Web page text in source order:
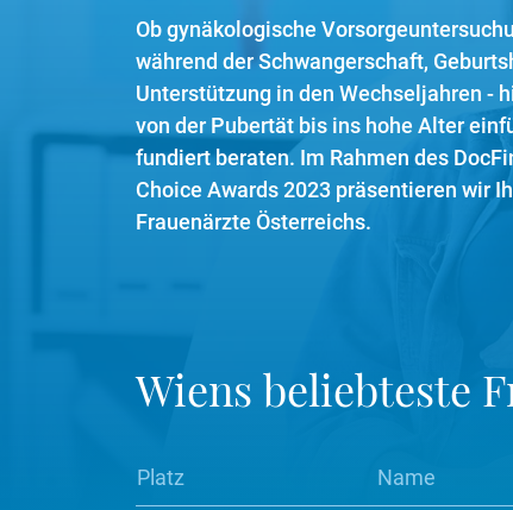
Ob gynäkologische
während der Schwangerschaft,
Unterstützung in den Wechseljahren -
von der Pubertät bis ins hohe Alter
fundiert beraten. Im Rahmen des
Choice Awards 2023 präsentieren wir
Frauenärzte Österreichs.
Wiens beliebteste
Platz Name